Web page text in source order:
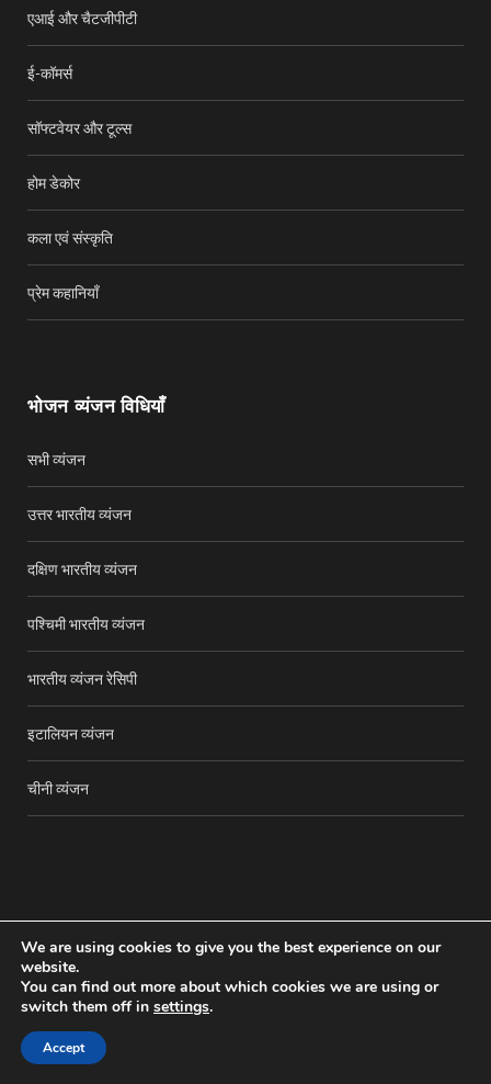
एआई और चैटजीपीटी
ई-कॉमर्स
सॉफ्टवेयर और टूल्स
होम डेकोर
कला एवं संस्कृति
प्रेम कहानियाँ
भोजन व्यंजन विधियाँ
सभी व्यंजन
उत्तर भारतीय व्यंजन
दक्षिण भारतीय व्यंजन
पश्चिमी भारतीय व्यंजन
भारतीय व्यंजन रेसिपी
इटालियन व्यंजन
चीनी व्यंजन
Copyright © 2016-25
We are using cookies to give you the best experience on our
website.
You can find out more about which cookies we are using or
switch them off in settings.
Accept